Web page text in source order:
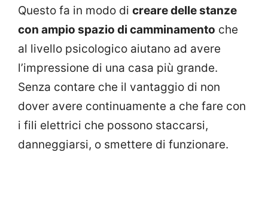
Questo fa in modo di creare delle stanze
con ampio spazio di camminamento che
al livello psicologico aiutano ad avere
l’impressione di una casa più grande.
Senza contare che il vantaggio di non
dover avere continuamente a che fare con
i fili elettrici che possono staccarsi,
danneggiarsi, o smettere di funzionare.